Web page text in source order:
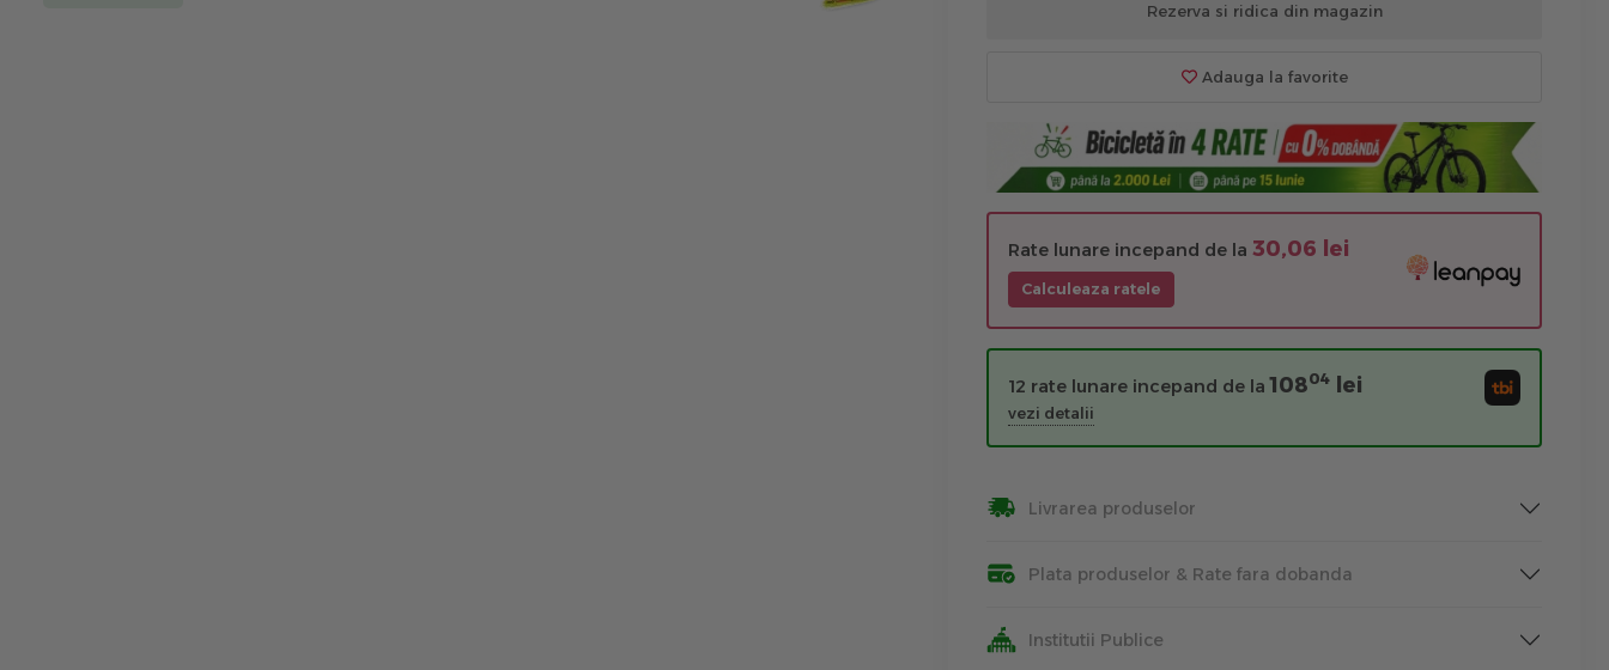
Rezerva si ridica din magazin
Adauga la favorite
Rate lunare incepand de la 30,06 lei
Calculeaza ratele
12 rate lunare incepand de la10804 lei
vezi detalii
Livrarea produselor
Plata produselor & Rate fara dobanda
Institutii Publice